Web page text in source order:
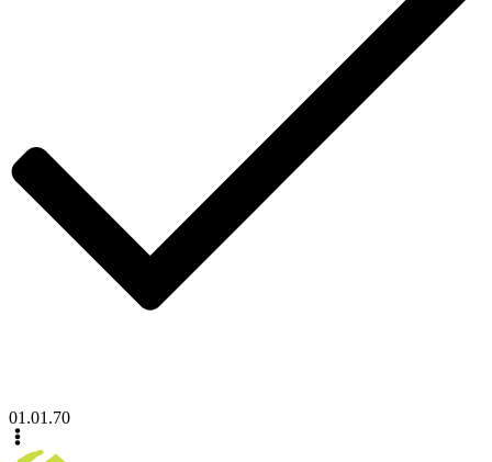
01.01.70